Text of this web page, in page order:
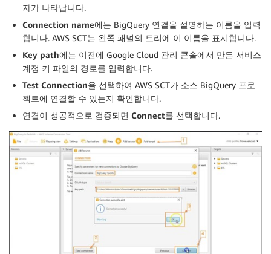
자가 나타납니다.
Connection name에는 BigQuery 연결을 설명하는 이름을 입력
합니다. AWS SCT는 왼쪽 패널의 트리에 이 이름을 표시합니다.
Key path에는 이전에 Google Cloud 관리 콘솔에서 만든 서비스
계정 키 파일의 경로를 입력합니다.
Test Connection을 선택하여 AWS SCT가 소스 BigQuery 프로
젝트에 연결할 수 있는지 확인합니다.
연결이 성공적으로 검증되면 Connect를 선택합니다.